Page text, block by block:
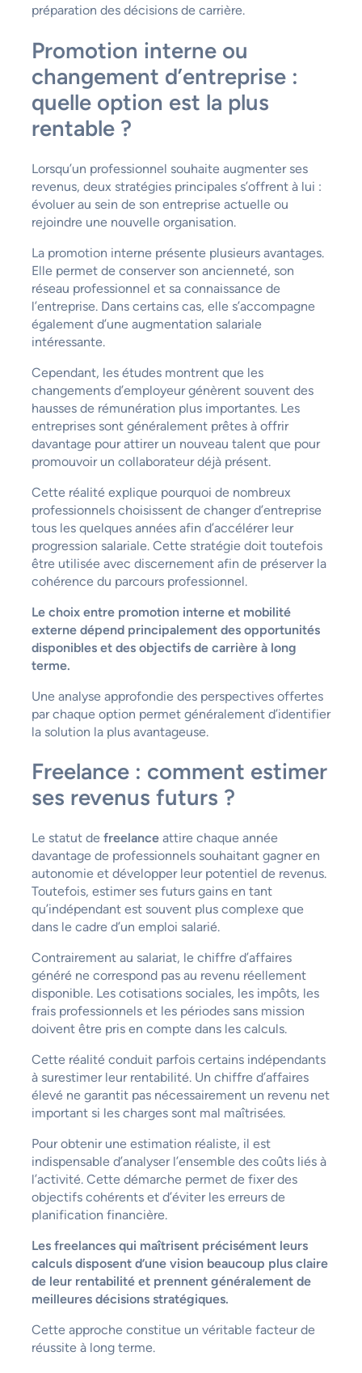
préparation des décisions de carrière.
Promotion interne ou
changement d’entreprise :
quelle option est la plus
rentable ?
Lorsqu’un professionnel souhaite augmenter ses
revenus, deux stratégies principales s’offrent à lui :
évoluer au sein de son entreprise actuelle ou
rejoindre une nouvelle organisation.
La promotion interne présente plusieurs avantages.
Elle permet de conserver son ancienneté, son
réseau professionnel et sa connaissance de
l’entreprise. Dans certains cas, elle s’accompagne
également d’une augmentation salariale
intéressante.
Cependant, les études montrent que les
changements d’employeur génèrent souvent des
hausses de rémunération plus importantes. Les
entreprises sont généralement prêtes à offrir
davantage pour attirer un nouveau talent que pour
promouvoir un collaborateur déjà présent.
Cette réalité explique pourquoi de nombreux
professionnels choisissent de changer d’entreprise
tous les quelques années afin d’accélérer leur
progression salariale. Cette stratégie doit toutefois
être utilisée avec discernement afin de préserver la
cohérence du parcours professionnel.
Le choix entre promotion interne et mobilité
externe dépend principalement des opportunités
disponibles et des objectifs de carrière à long
terme.
Une analyse approfondie des perspectives offertes
par chaque option permet généralement d’identifier
la solution la plus avantageuse.
Freelance : comment estimer
ses revenus futurs ?
Le statut de freelanceattire chaque année
davantage de professionnels souhaitant gagner en
autonomie et développer leur potentiel de revenus.
Toutefois, estimer ses futurs gains en tant
qu’indépendant est souvent plus complexe que
dans le cadre d’un emploi salarié.
Contrairement au salariat, le chiffre d’affaires
généré ne correspond pas au revenu réellement
disponible. Les cotisations sociales, les impôts, les
frais professionnels et les périodes sans mission
doivent être pris en compte dans les calculs.
Cette réalité conduit parfois certains indépendants
à surestimer leur rentabilité. Un chiffre d’affaires
élevé ne garantit pas nécessairement un revenu net
important si les charges sont mal maîtrisées.
Pour obtenir une estimation réaliste, il est
indispensable d’analyser l’ensemble des coûts liés à
l’activité. Cette démarche permet de fixer des
objectifs cohérents et d’éviter les erreurs de
planification financière.
Les freelances qui maîtrisent précisément leurs
calculs disposent d’une vision beaucoup plus claire
de leur rentabilité et prennent généralement de
meilleures décisions stratégiques.
Cette approche constitue un véritable facteur de
réussite à long terme.